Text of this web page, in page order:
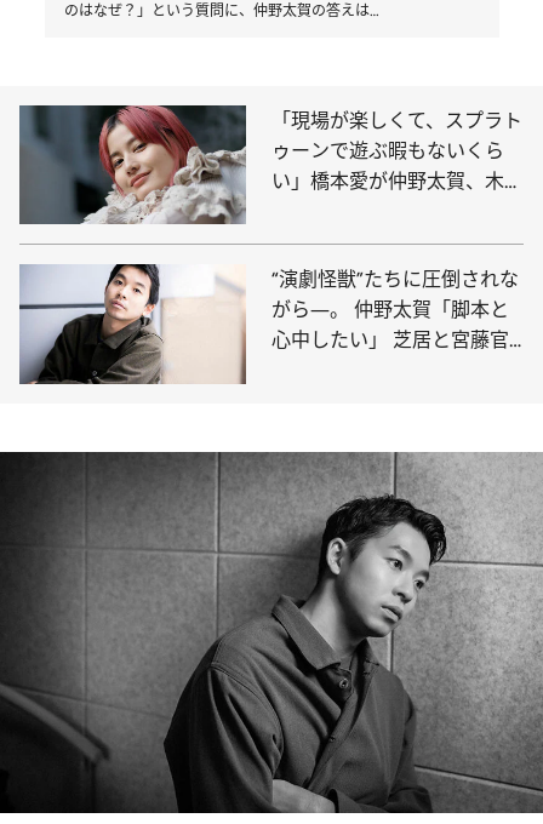
のはなぜ？」という質問に、仲野太賀の答えは…
「現場が楽しくて、スプラト
ゥーンで遊ぶ暇もないくら
い」橋本愛が仲野太賀、木竜
ボウリング
“演劇怪獣”たちに圧倒されな
がら―。 仲野太賀「脚本と
心中したい」 芝居と宮藤官